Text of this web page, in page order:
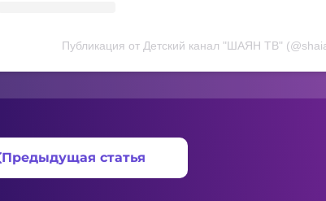
Публикация от Детский канал "ШАЯН ТВ"
Предыдущая статья